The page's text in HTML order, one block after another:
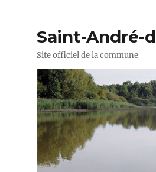
Saint-André-
Site officiel de la commune